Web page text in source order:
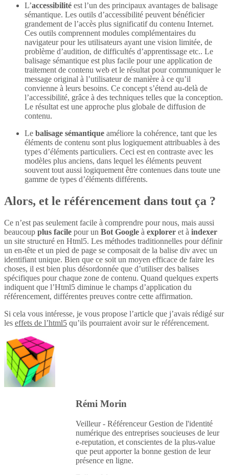
L’accessibilité est l’un des principaux avantages de balisage
sémantique. Les outils d’accessibilité peuvent bénéficier
grandement de l’accès plus significatif du contenu Internet.
Ces outils comprennent modules complémentaires du
navigateur pour les utilisateurs ayant une vision limitée, de
problème d’audition, de difficultés d’apprentissage etc.. Le
balisage sémantique est plus facile pour une application de
traitement de contenu web et le résultat pour communiquer le
message original à l’utilisateur de manière à ce qu’il
convienne à leurs besoins. Ce concept s’étend au-delà de
l’accessibilité, grâce à des techniques telles que la conception.
Le résultat est une approche plus globale de diffusion de
contenu.
Le balisage sémantique améliore la cohérence, tant que les
éléments de contenu sont plus logiquement attribuables à des
types d’éléments particuliers. Ceci est en contraste avec les
modèles plus anciens, dans lequel les éléments peuvent
souvent tout aussi logiquement être contenues dans toute une
gamme de types d’éléments différents.
Alors, et le référencement dans tout ça ?
Ce n’est pas seulement facile à comprendre pour nous, mais aussi
beaucoup plus facile pour un Bot Google à explorer et à indexer
un site structuré en Html5. Les méthodes traditionnelles pour définir
un en-tête et un pied de page se composait de la balise div avec un
identifiant unique. Bien que ce soit un moyen efficace de faire les
choses, il est bien plus désordonnée que d’utiliser des balises
spécifiques pour chaque zone de contenu. Quand quelques experts
indiquent que l’Html5 diminue le champs d’application du
référencement, différentes preuves contre cette affirmation.
Si cela vous intéresse, je vous propose l’article que j’avais rédigé sur
les effets de l’html5 qu’ils pourraient avoir sur le référencement.
Rémi Morin
Veilleur - Référenceur Gestion de l'identité
numérique des entreprises soucieuses de leur
e-reputation, et conscientes de la plus-value
que peut apporter la bonne gestion de leur
présence en ligne.